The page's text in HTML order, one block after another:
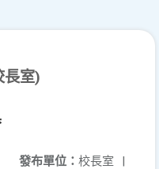
長室)
發布單位： 校長室 |